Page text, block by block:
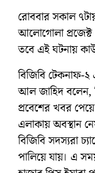
রোববার সকাল
আলোগোলা প্রজেক্ট
তবে এই ঘটনায়
বিজিবি টেকনাফ-
আল জাহিদ বলেন,
প্রবেশের খবর
এলাকায় অবস্থান
বিজিবি সদস্যরা
পালিয়ে যায়। এ